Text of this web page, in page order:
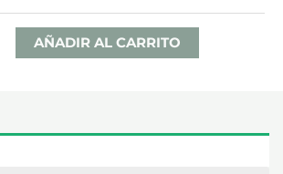
AÑADIR AL CARRITO